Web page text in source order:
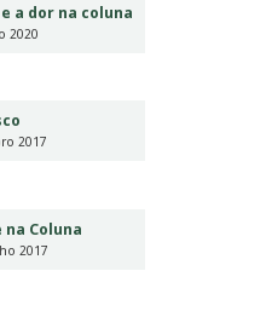
a dor na coluna
2020
2017
Coluna
2017